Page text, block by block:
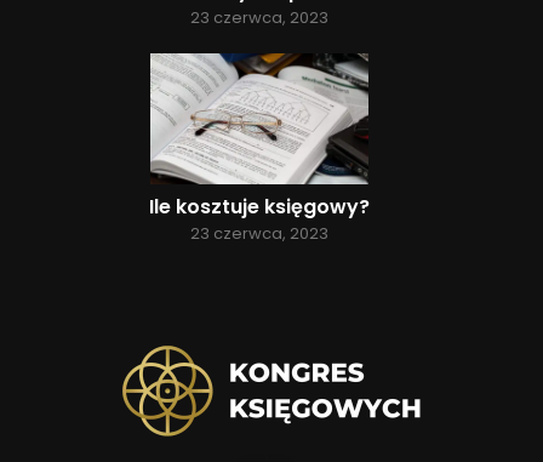
23 czerwca, 2023
Ile kosztuje księgowy?
23 czerwca, 2023